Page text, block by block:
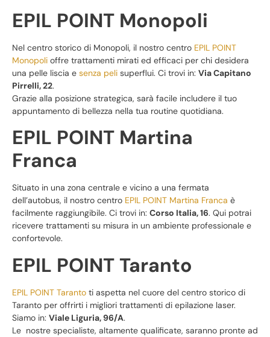
EPIL POINT Monopoli
Nel centro storico di Monopoli, il nostro centro EPIL POINT
Monopoli offre trattamenti mirati ed efficaci per chi desidera
una pelle liscia e senza peli superflui. Ci trovi in: Via Capitano
Pirrelli, 22.
Grazie alla posizione strategica, sarà facile includere il tuo
appuntamento di bellezza nella tua routine quotidiana.
EPIL POINT Martina
Franca
Situato in una zona centrale e vicino a una fermata
dell’autobus, il nostro centro EPIL POINT Martina Franca è
facilmente raggiungibile. Ci trovi in: Corso Italia, 16. Qui potrai
ricevere trattamenti su misura in un ambiente professionale e
confortevole.
EPIL POINT Taranto
EPIL POINT Taranto ti aspetta nel cuore del centro storico di
Taranto per offrirti i migliori trattamenti di epilazione laser.
Siamo in: Viale Liguria, 96/A.
Le nostre specialiste, altamente qualificate, saranno pronte ad